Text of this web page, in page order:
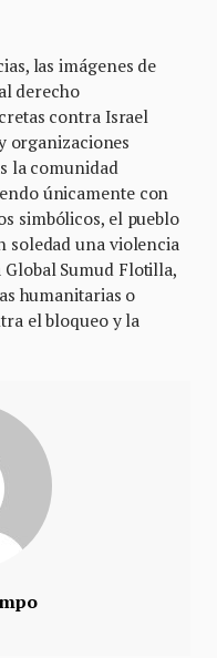
las imágenes de
derecho
contra Israel
organizaciones
la comunidad
únicamente con
simbólicos, el pueblo
soledad una violencia
Sumud Flotilla,
humanitarias o
el bloqueo y la